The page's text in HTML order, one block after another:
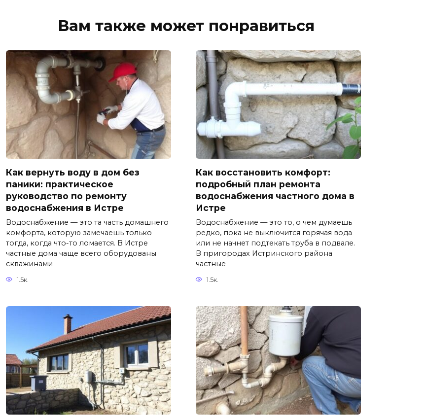
Вам также может понравиться
Как вернуть воду в дом без
паники: практическое
руководство по ремонту
водоснабжения в Истре
Водоснабжение — это та часть домашнего
комфорта, которую замечаешь только
тогда, когда что-то ломается. В Истре
частные дома чаще всего оборудованы
скважинами
1.5к.
Как восстановить комфорт:
подробный план ремонта
водоснабжения частного дома в
Истре
Водоснабжение — это то, о чем думаешь
редко, пока не выключится горячая вода
или не начнет подтекать труба в подвале.
В пригородах Истринского района
частные
1.5к.